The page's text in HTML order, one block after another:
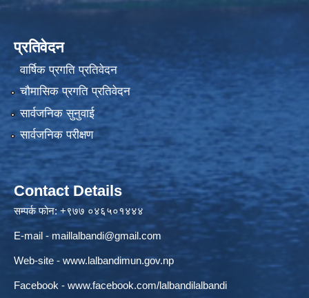
प्रतिवेदन
वार्षिक प्रगति प्रतिवेदन
चौमासिक प्रगति प्रतिवेदन
सार्वजनिक सुनुवाई
सार्वजनिक परीक्षण
Contact Details
सम्पर्क फोन: +९७७ ०४६५०१४४४
E-mail - maillalbandi@gmail.com
Web-site - www.lalbandimun.gov.np
Facebook - www.facebook.com/lalbandilalbandi